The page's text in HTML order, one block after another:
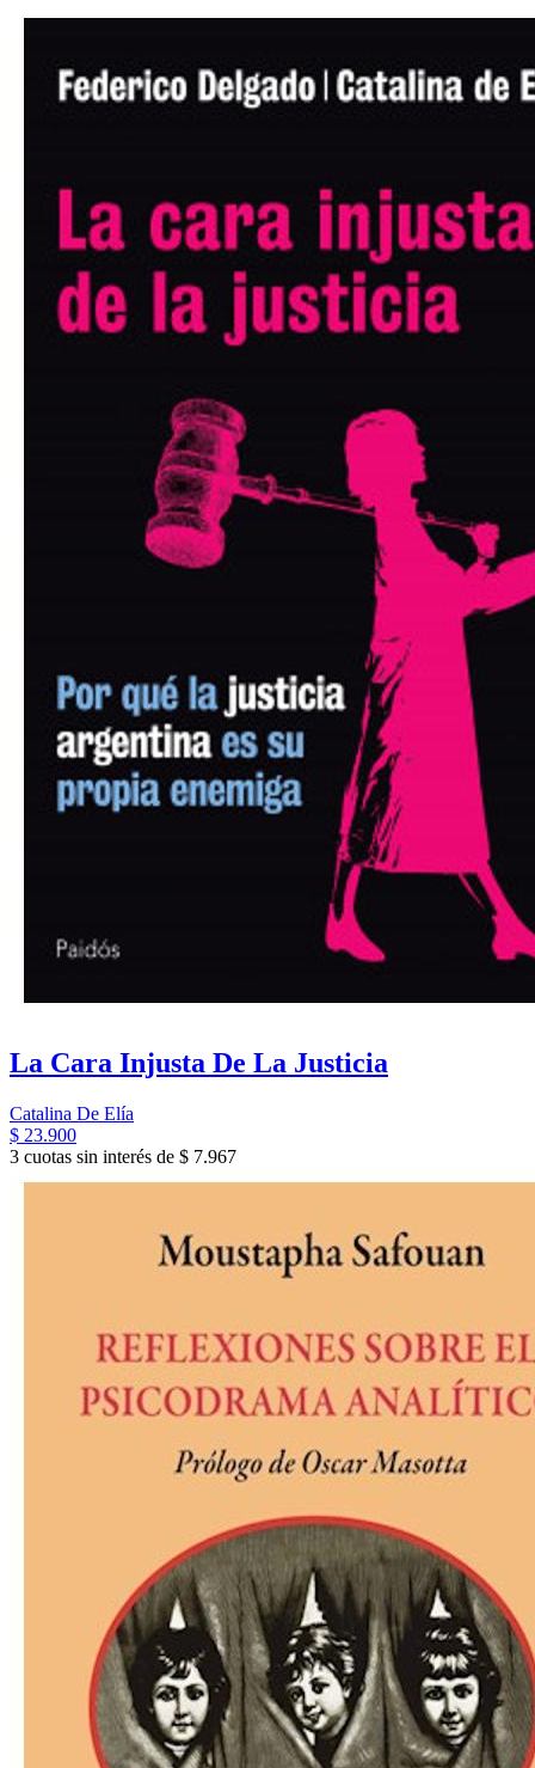
La Cara Injusta De La Justicia
Catalina De Elía
$ 23.900
3 cuotas sin interés de $ 7.967